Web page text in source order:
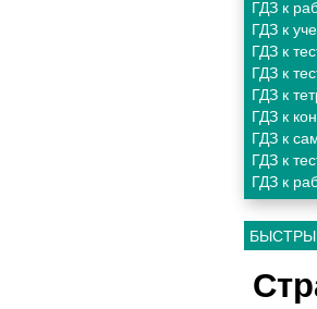
ГДЗ к
ГДЗ к
ГДЗ к
ГДЗ к
ГДЗ к
ГДЗ к
ГДЗ к
ГДЗ к
ГДЗ к